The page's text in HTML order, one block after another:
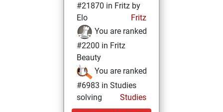
#21870 in Fritz by
Elo
Fritz
You are ranked
#2200 in Fritz
Beauty
You are ranked
#6983 in Studies
solving
Studies